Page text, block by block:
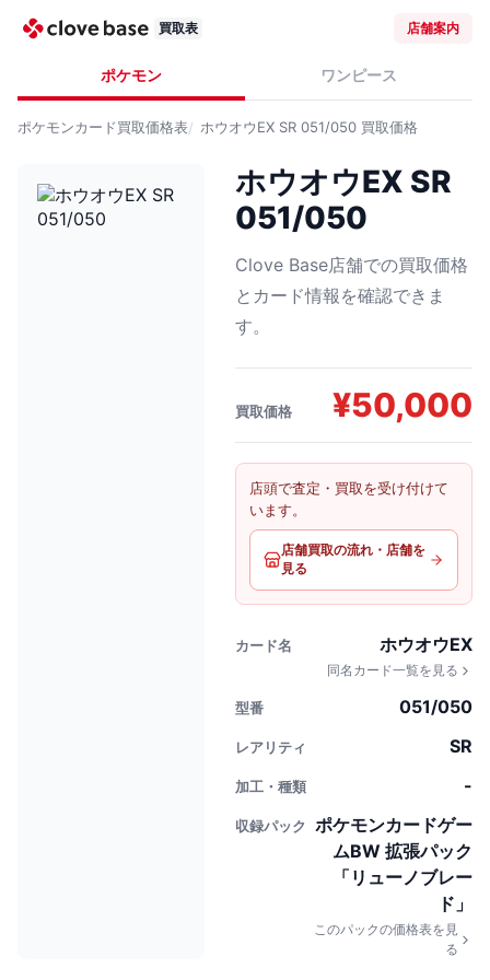
買取表 店舗案内
ポケモン ワンピース
ポケモンカード買取価格表 ホウオウEX SR 051/050 買取価格
ホウオウEX SR
051/050
Clove Base店舗での買取価格
とカード情報を確認できま
す。
買取価格 ¥50,000
店頭で査定・買取を受け付けて
います。
店舗買取の流れ・店舗を
見る
カード名 ホウオウEX
同名カード一覧を見る
型番 051/050
レアリティ SR
加工・種類 -
収録パック
ポケモンカードゲー
ムBW 拡張パック
「リューノブレー
ド」
このパックの価格表を見
る